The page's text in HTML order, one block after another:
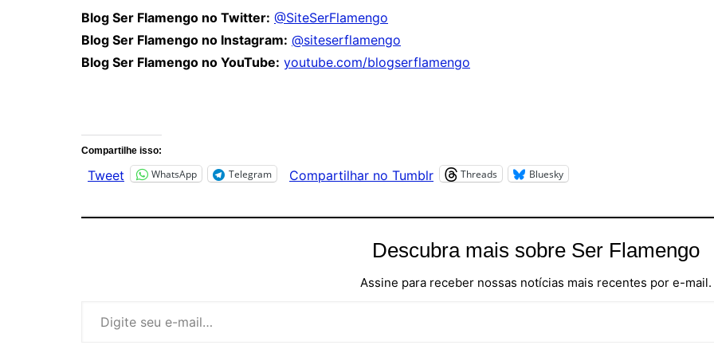
Blog Ser Flamengo no Twitter: @SiteSerFlamengo
Blog Ser Flamengo no Instagram: @siteserflamengo
Blog Ser Flamengo no YouTube: youtube.com/blogserflamengo
Compartilhe isso:
Tweet WhatsApp Telegram Compartilhar no Tumblr Threads Bluesky
Descubra mais sobre Ser Flamengo
Assine para receber nossas notícias mais recentes por e-mail.